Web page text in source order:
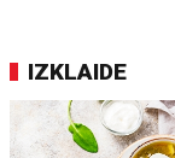
IZKLAIDE